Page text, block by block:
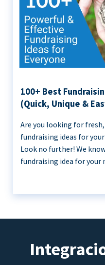
100+ Best
(Quick, Unique &
Are you looking for
fundraising ideas for
Look no further! We
fundraising idea for your